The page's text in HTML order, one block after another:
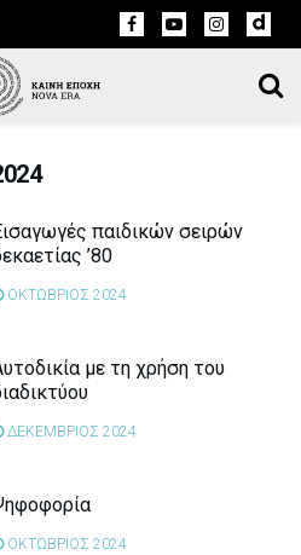
παιδικών σειρών
’80
ΟΚΤΩΒΡΙΟΣ 2024
με τη χρήση του
ΔΕΚΕΜΒΡΙΟΣ 2024
ΟΚΤΩΒΡΙΟΣ 2024